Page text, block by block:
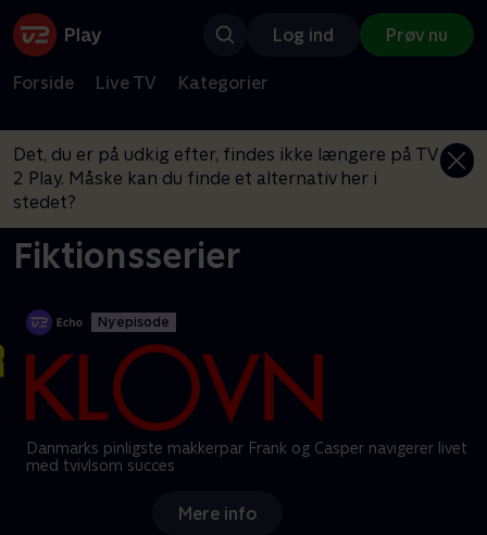
Log ind Prøv nu
Forside Live TV Kategorier
Det, du er på udkig efter, findes ikke længere på TV
2 Play. Måske kan du finde et alternativ her i
stedet?
Fiktionsserier
Ny episode
Danmarks pinligste makkerpar Frank og Casper navigerer livet
med tvivlsom succes
Mere info